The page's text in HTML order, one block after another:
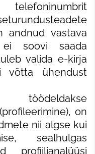
andnud vastava
soovi saada
valida e-kirja
võtta ühendust
on
nii algse kui
sealhulgas
profiilianalüüsi